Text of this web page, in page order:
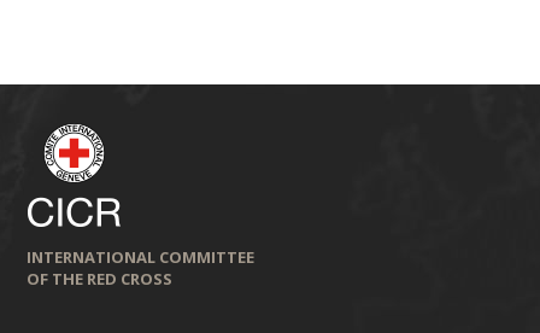
INTERNATIONAL COMMITTEE
OF THE RED CROSS